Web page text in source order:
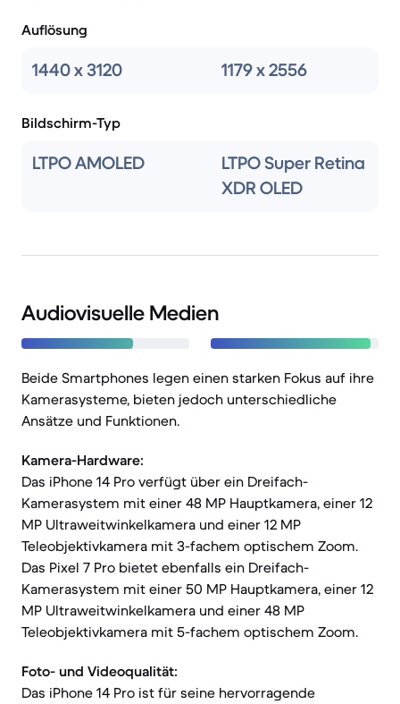
Auflösung
1440 x 3120 1179 x 2556
Bildschirm-Typ
LTPO AMOLED
LTPO Super Retina
XDR OLED
Audiovisuelle Medien
Beide Smartphones legen einen starken Fokus auf ihre
Kamerasysteme, bieten jedoch unterschiedliche
Ansätze und Funktionen.
Kamera-Hardware:
Das iPhone 14 Pro verfügt über ein Dreifach-
Kamerasystem mit einer 48 MP Hauptkamera, einer 12
MP Ultraweitwinkelkamera und einer 12 MP
Teleobjektivkamera mit 3-fachem optischem Zoom.
Das Pixel 7 Pro bietet ebenfalls ein Dreifach-
Kamerasystem mit einer 50 MP Hauptkamera, einer 12
MP Ultraweitwinkelkamera und einer 48 MP
Teleobjektivkamera mit 5-fachem optischem Zoom.
Foto- und Videoqualität:
Das iPhone 14 Pro ist für seine hervorragende